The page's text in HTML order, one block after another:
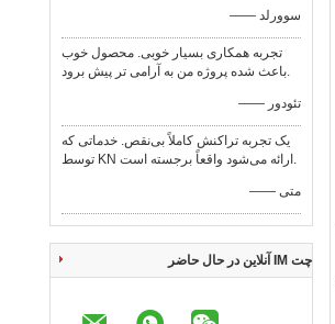
—— سوورلد
تجربه همکاری بسیار خوبی. محصول خوب
باعث شده پروژه من به آرامی تر پیش برود.
—— تئودور
یک تجربه تراکنش کاملاً بی‌نقص. خدماتی که
توسط KN ارائه می‌شود واقعاً برجسته است.
—— متی
چت IM آنلاین در حال حاضر